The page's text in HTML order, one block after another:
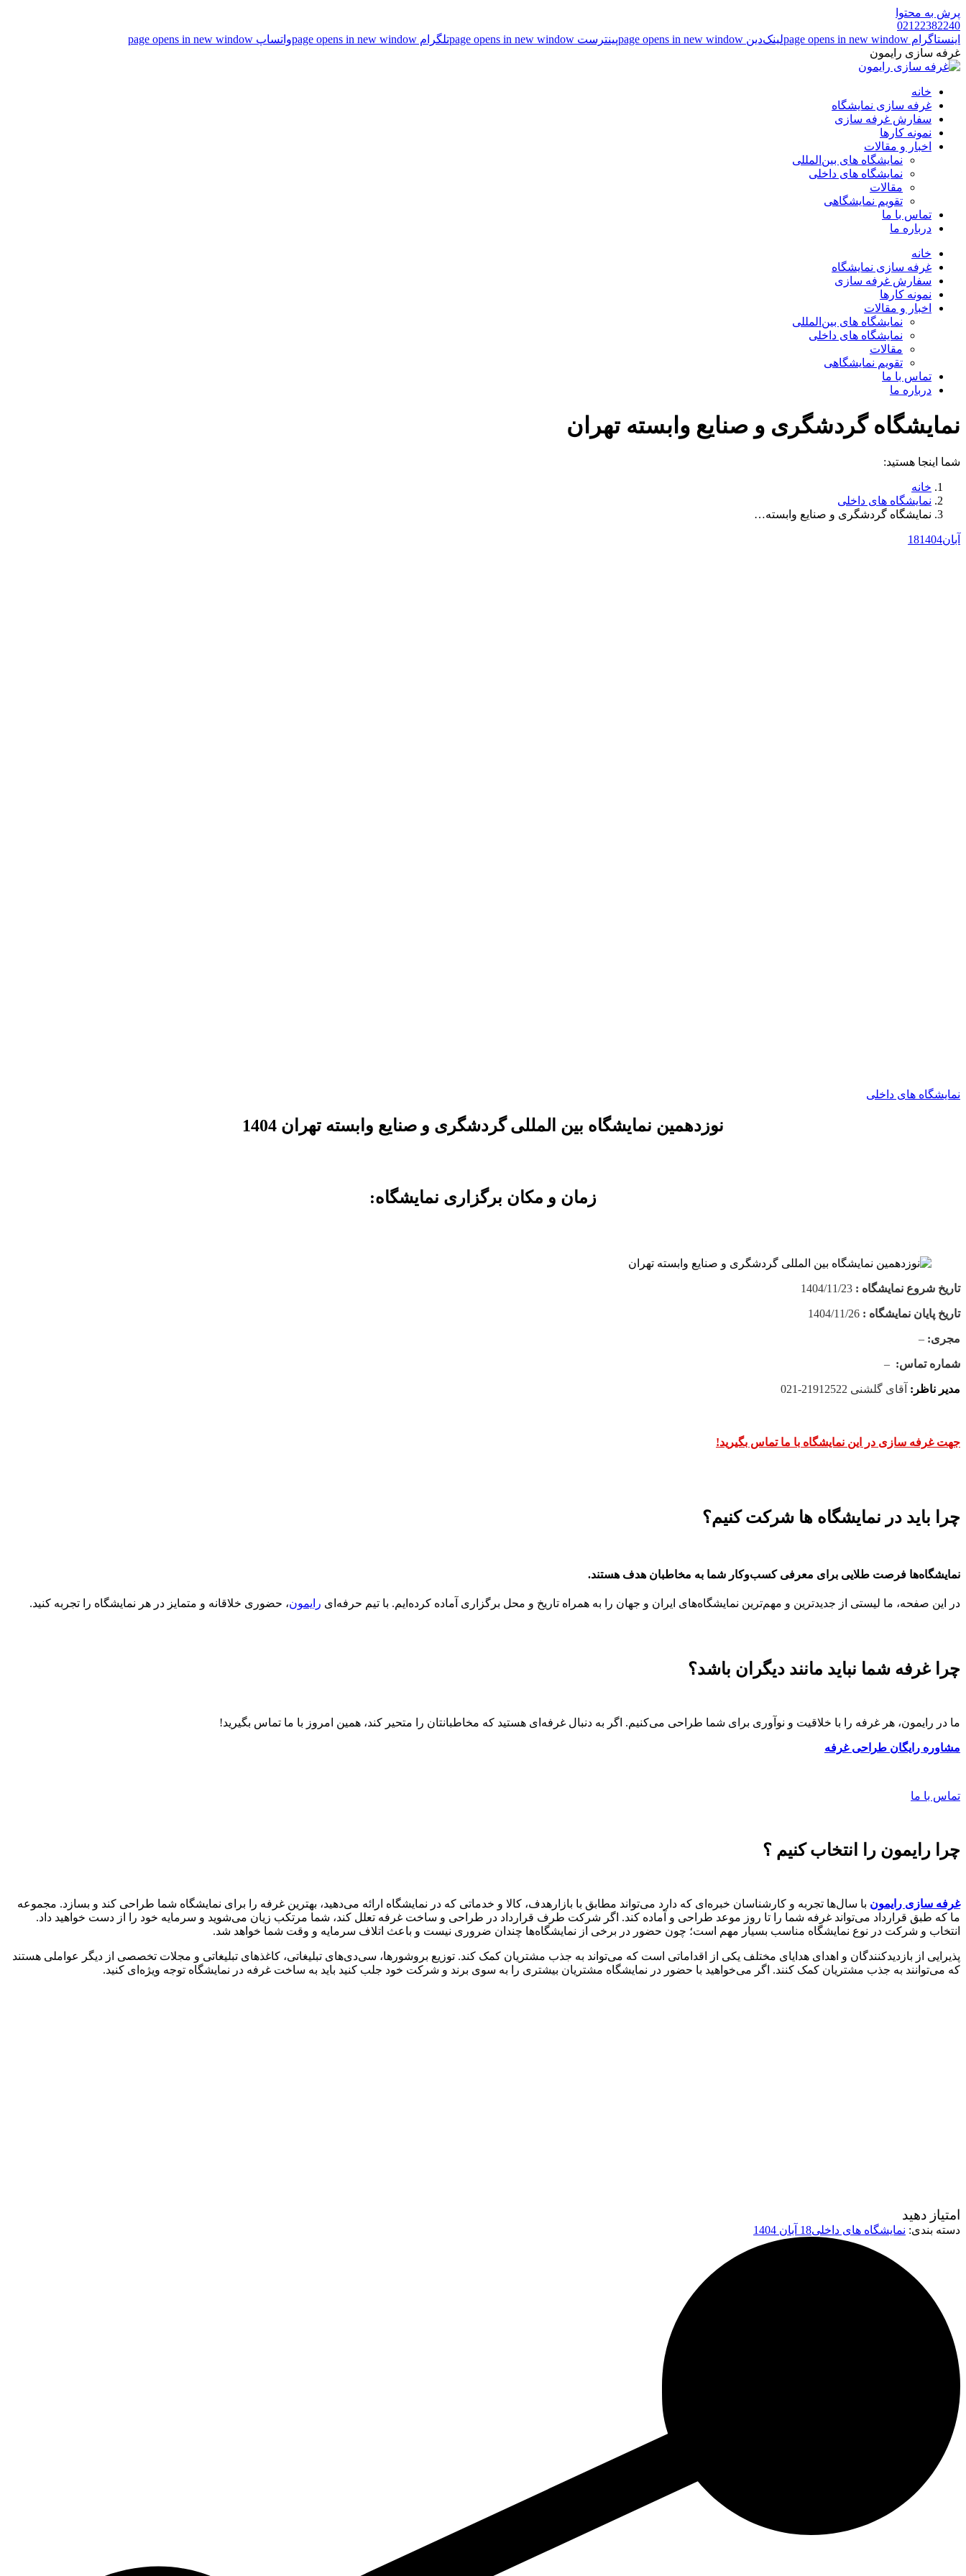
پرش به محتوا
02122382240
اینستاگرام page opens in new window
لینک‌دین page opens in new window پینترست page opens in new window تلگرام page opens in new window
واتساپ page opens in new window
غرفه سازی رایمون
خانه
غرفه سازی نمایشگاه
سفارش غرفه سازی
نمونه کارها
اخبار و مقالات
نمایشگاه های بین‌المللی
نمایشگاه های داخلی
مقالات
تقویم نمایشگاهی
تماس با ما
درباره ما
خانه
غرفه سازی نمایشگاه
سفارش غرفه سازی
نمونه کارها
اخبار و مقالات
نمایشگاه های بین‌المللی
نمایشگاه های داخلی
مقالات
تقویم نمایشگاهی
تماس با ما
درباره ما
نمایشگاه گردشگری و صنایع وابسته تهران
شما اینجا هستید:
خانه
نمایشگاه های داخلی
نمایشگاه گردشگری و صنایع وابسته…
آبان 181404
نمایشگاه های داخلی
نوزدهمین نمایشگاه بین المللی گردشگری و صنایع وابسته تهران 1404
زمان و مکان برگزاری نمایشگاه:
تاریخ شروع نمایشگاه : 1404/11/23
تاریخ پایان نمایشگاه :
مجری: –
شماره تماس: –
مدیر ناظر: آقای گلشنی 21912522-021
جهت غرفه سازی در این نمایشگاه با ما تماس بگیرید!
چرا باید در نمایشگاه ها شرکت کنیم؟
نمایشگاه‌ها فرصت طلایی برای معرفی کسب‌وکار شما به مخاطبان هدف هستند.
در این صفحه، ما لیستی از جدیدترین و مهم‌ترین نمایشگاه‌های ایران و جهان را به همراه تاریخ و محل برگزاری آماده کرده‌ایم. با تیم حرفه‌ای رایمون، حضوری خلاقانه و متمایز در هر نمایشگاه را تجربه کنید.
چرا غرفه شما نباید مانند دیگران باشد؟
ما در رایمون، هر غرفه را با خلاقیت و نوآوری برای شما طراحی می‌کنیم. اگر به دنبال غرفه‌ای هستید که مخاطبانتان را متحیر کند، همین امروز با ما تماس بگیرید!
مشاوره رایگان طراحی غرفه
تماس با ما
چرا رایمون را انتخاب کنیم ؟
غرفه سازی رایمون با سال‌ها تجربه و کارشناسان خبره‌ای که دارد می‌تواند مطابق با بازارهدف، کالا و خدماتی که در نمایشگاه ارائه می‌دهید، بهترین غرفه را برای نمایشگاه شما طراحی کند و بسازد. مجموعه
ما که طبق قرارداد می‌تواند غرفه شما را تا روز موعد طراحی و آماده کند. اگر شرکت طرف قرارداد در طراحی و ساخت غرفه تعلل کند، شما مرتکب زیان می‌شوید و سرمایه خود را از دست خواهید داد.
انتخاب و شرکت در نوع نمایشگاه مناسب بسیار مهم است؛ چون حضور در برخی از نمایشگاه‌ها چندان ضروری نیست و باعث اتلاف سرمایه و وقت شما خواهد شد.
پذیرایی از بازدید‌کنندگان و اهدای هدایای مختلف یکی از اقداماتی است که می‌تواند به جذب مشتریان کمک کند. توزیع بروشورها، سی‌دی‌های تبلیغاتی، کاغذهای تبلیغاتی و مجلات تخصصی از دیگر عواملی هستند
که می‌توانند به جذب مشتریان کمک کنند. اگر می‌خواهید با حضور در نمایشگاه مشتریان بیشتری را به سوی برند و شرکت خود جلب کنید باید به ساخت غرفه در نمایشگاه توجه ویژه‌ای کنید.
امتیاز دهید
دسته بندی: نمایشگاه های داخلی18 آبان 1404